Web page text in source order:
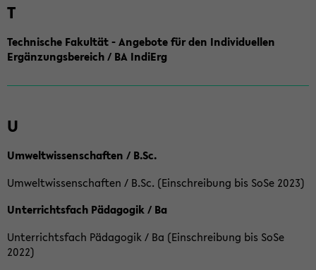
T
Technische Fakultät - Angebote für den Individuellen
Ergänzungsbereich / BA IndiErg
U
Umweltwissenschaften / B.Sc.
Umweltwissenschaften / B.Sc. (Einschreibung bis SoSe 2023)
Unterrichtsfach Pädagogik / Ba
Unterrichtsfach Pädagogik / Ba (Einschreibung bis SoSe
2022)